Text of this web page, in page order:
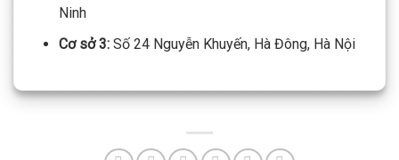
Ninh
Cơ sở 3:Số 24 Nguyễn Khuyến, Hà Đông, Hà Nội